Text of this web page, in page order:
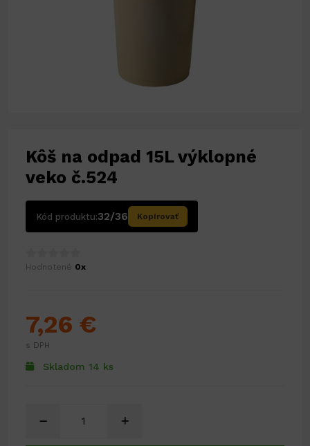
Kôš na odpad 15L výklopné
veko č.524
Kód produktu:32/36 Kopírovať
Hodnotené 0x
Skladom 14 ks
7,26 €
s DPH